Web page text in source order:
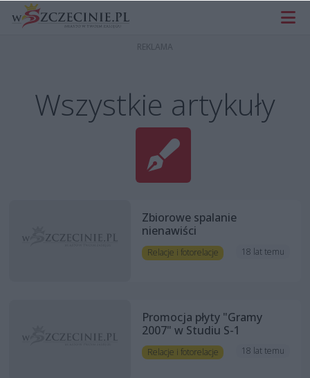
Wszystkie artykuły
Zbiorowe spalanie
nienawiści
Relacje i fotorelacje 18 lat temu
Promocja płyty "Gramy
2007" w Studiu S-1
Relacje i fotorelacje 18 lat temu